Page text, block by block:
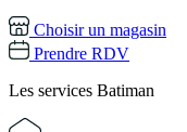
Choisir un magasin
Prendre RDV
Les services Batiman